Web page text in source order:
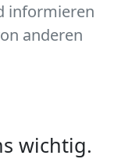
informieren
anderen
wichtig.